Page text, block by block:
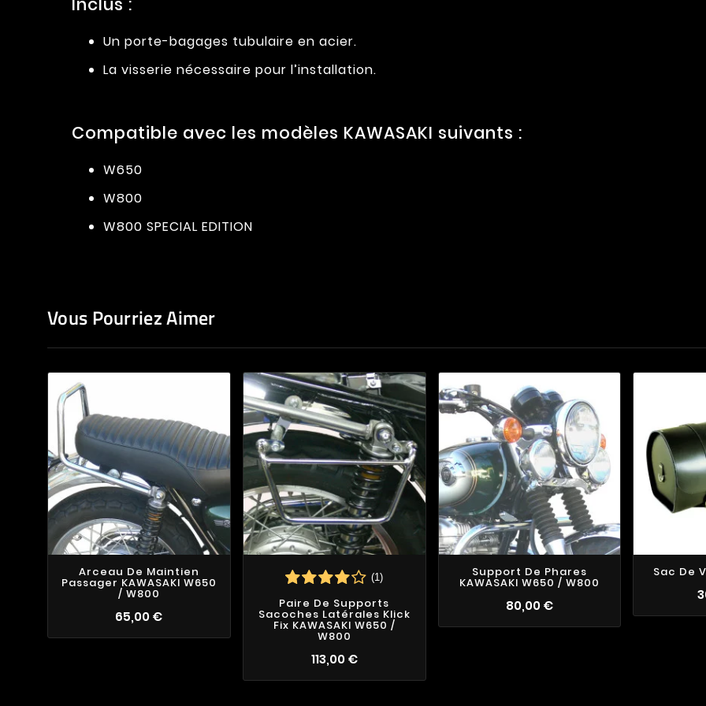
Un porte-bagages tubulaire en acier.
La visserie nécessaire pour l’installation.
Compatible avec les modèles KAWASAKI suivants :
W650
W800
W800 SPECIAL EDITION
Vous Pourriez Aimer
Arceau De Maintien
Passager KAWASAKI W650
/ W800
65,00 €
(1)
Paire De Supports
Sacoches Latérales Klick
Fix KAWASAKI W650 /
W800
113,00 €
Support De Phares
KAWASAKI W650 / W800
80,00 €
Sac De